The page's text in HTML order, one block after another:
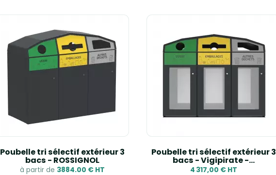
Poubelle tri sélectif extérieur 3
bacs - ROSSIGNOL
à partir de 3884.00 € HT
Poubelle tri sélectif extérieur 3
bacs - Vigipirate -...
4 317,00 € HT